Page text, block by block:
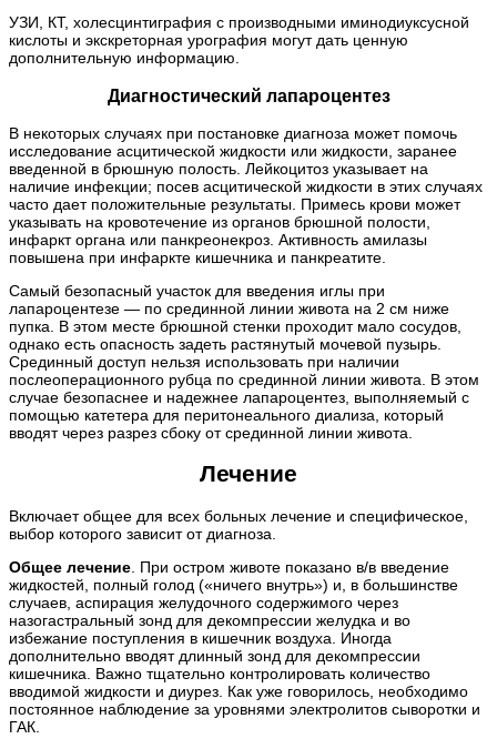
УЗИ, КТ, холесцинтиграфия с производными иминодиуксусной
кислоты и экскреторная урография могут дать ценную
дополнительную информацию.
Диагностический лапароцентез
В некоторых случаях при постановке диагноза может помочь
исследование асцитической жидкости или жидкости, заранее
введенной в брюшную полость. Лейкоцитоз указывает на
наличие инфекции; посев асцитической жидкости в этих случаях
часто дает положительные результаты. Примесь крови может
указывать на кровотечение из органов брюшной полости,
инфаркт органа или панкреонекроз. Активность амилазы
повышена при инфаркте кишечника и панкреатите.
Самый безопасный участок для введения иглы при
лапароцентезе — по срединной линии живота на 2 см ниже
пупка. В этом месте брюшной стенки проходит мало сосудов,
однако есть опасность задеть растянутый мочевой пузырь.
Срединный доступ нельзя использовать при наличии
послеоперационного рубца по срединной линии живота. В этом
случае безопаснее и надежнее лапароцентез, выполняемый с
помощью катетера для перитонеального диализа, который
вводят через разрез сбоку от срединной линии живота.
Лечение
Включает общее для всех больных лечение и специфическое,
выбор которого зависит от диагноза.
Общее лечение . При остром животе показано в/в введение
жидкостей, полный голод («ничего внутрь») и, в большинстве
случаев, аспирация желудочного содержимого через
назогастральный зонд для декомпрессии желудка и во
избежание поступления в кишечник воздуха. Иногда
дополнительно вводят длинный зонд для декомпрессии
кишечника. Важно тщательно контролировать количество
вводимой жидкости и диурез. Как уже говорилось, необходимо
постоянное наблюдение за уровнями электролитов сыворотки и
ГАК.